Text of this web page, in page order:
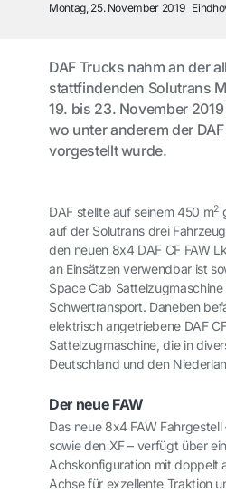
Montag, 25. November 2019
DAF Trucks nahm an der
stattfindenden Solutrans
19. bis 23. November
wo unter anderem der
vorgestellt wurde.
DAF stellte auf seinem 450 m2
auf der Solutrans drei
den neuen 8x4 DAF CF FAW
an Einsätzen verwendbar ist
Space Cab
Schwertransport. Daneben
elektrisch angetriebene DAF
Sattelzugmaschine, die in
Deutschland und den
Der neue FAW
Das neue 8x4 FAW
sowie den XF – verfügt über
Achskonfiguration mit doppelt
Achse für exzellente Traktion